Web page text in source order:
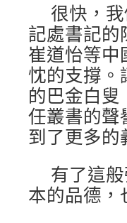
很快，
記處書記的
崔道怡等中
忱的支撐。
的巴金白
任叢書的聲
到了更多的
有了這
本的品德，